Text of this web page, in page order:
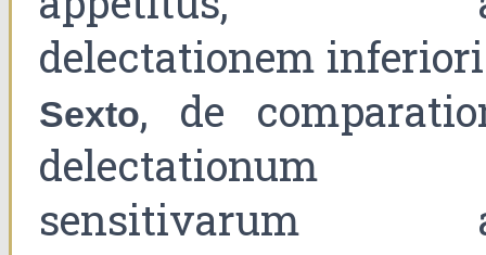
delectationem
Sexto, de
delectationum
sensitivarum